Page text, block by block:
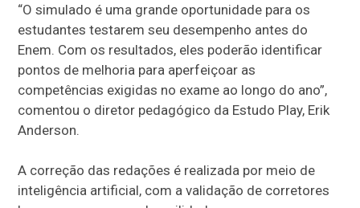
“O simulado é uma grande oportunidade para os
estudantes testarem seu desempenho antes do
Enem. Com os resultados, eles poderão identificar
pontos de melhoria para aperfeiçoar as
competências exigidas no exame ao longo do ano”,
comentou o diretor pedagógico da Estudo Play, Erik
Anderson.
A correção das redações é realizada por meio de
inteligência artificial, com a validação de corretores